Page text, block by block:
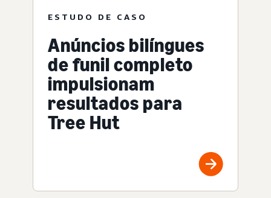
ESTUDO DE CASO
Anúncios bilíngues
de funil completo
impulsionam
resultados para
Tree Hut